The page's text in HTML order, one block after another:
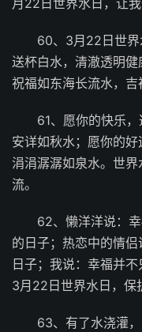
60、3月22日世界
送杯白水，清澈透明健
祝福如东海长流水，吉
61、愿你的快乐
安详如秋水；愿你的好
涓涓潺潺如泉水。世
流。
62、懒洋洋说：
的日子；热恋中的情
日子；我说：幸福并不
3月22日世界水日，保
63、有了水浇灌